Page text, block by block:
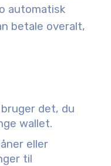
automatisk
betale overalt,
det, du
wallet.
eller
til